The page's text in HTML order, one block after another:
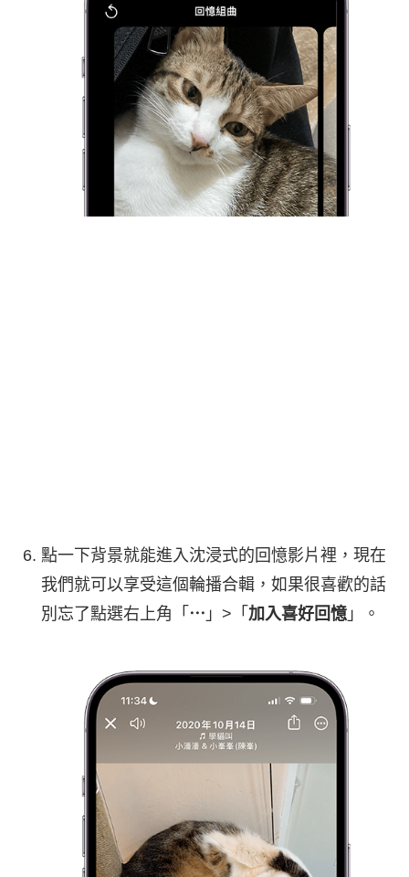
點一下背景就能進入沈浸式的回憶影片裡，現在
我們就可以享受這個輪播合輯，如果很喜歡的話
別忘了點選右上角「 ⋯ 」>「 加入喜好回憶 」。